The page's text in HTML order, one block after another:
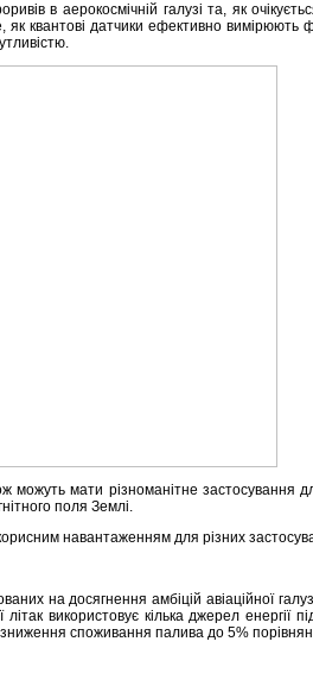
в аерокосмічній галузі та, як
квантові датчики ефективно вимірюють
можуть мати різноманітне
поля Землі.
навантаженням для різних
на досягнення амбіцій авіаційної
літак використовує кілька джерел
споживання палива до 5%